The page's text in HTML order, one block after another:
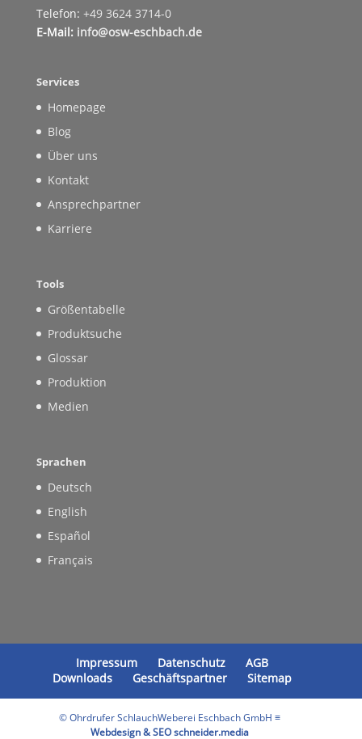
Telefon: +49 3624 3714-0
E-Mail: info@osw-eschbach.de
Services
Homepage
Blog
Über uns
Kontakt
Ansprechpartner
Karriere
Tools
Größentabelle
Produktsuche
Glossar
Produktion
Medien
Sprachen
Deutsch
English
Español
Français
Impressum Datenschutz
AGB
Downloads
Geschäftspartner Sitemap
© Ohrdrufer SchlauchWeberei Eschbach GmbH ≡
Webdesign & SEO schneider.media